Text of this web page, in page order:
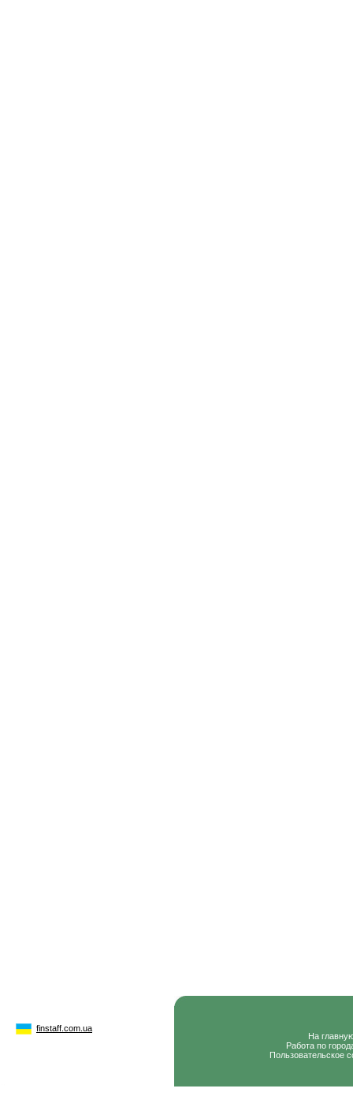
finstaff.com.ua
На
Работа по
Пользовательское